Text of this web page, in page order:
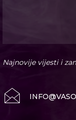
Najnovije vijesti i